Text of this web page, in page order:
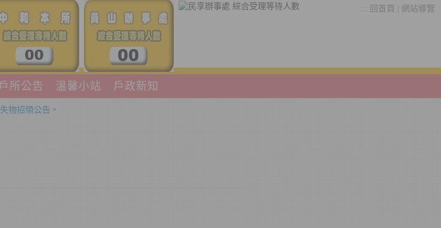
::: 回首頁 網站導覽
戶所公告 溫馨小站 戶政新知
物招領公告。